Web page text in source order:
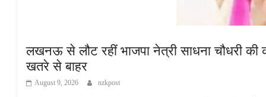
लखनऊ से लौट रहीं भाजपा नेत्री साधना चौधरी
खतरे से बाहर
August 9, 2026 nzkpost